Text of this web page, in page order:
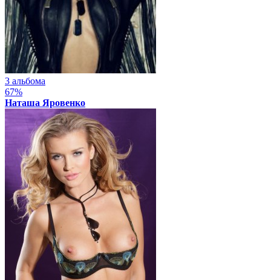
3 альбома
67%
Наташа Яровенко